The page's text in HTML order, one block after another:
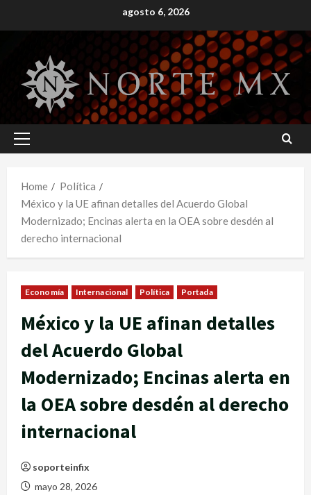
to
agosto 6, 2026
Primary
Home
Política
México y la UE afinan detalles del Acuerdo Global
Modernizado; Encinas alerta en la OEA sobre desdén al
derecho internacional
Economía Internacional Política Portada
México y la UE afinan detalles
del Acuerdo Global
Modernizado; Encinas alerta en
la OEA sobre desdén al derecho
internacional
soporteinfix
mayo 28, 2026